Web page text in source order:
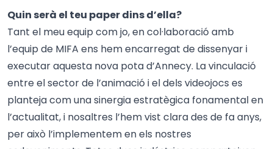
Quin serà el teu paper dins d’ella?
Tant el meu equip com jo, en col·laboració amb
l’equip de MIFA ens hem encarregat de dissenyar i
executar aquesta nova pota d’Annecy. La vinculació
entre el sector de l’animació i el dels videojocs es
planteja com una sinergia estratègica fonamental en
l’actualitat, i nosaltres l’hem vist clara des de fa anys,
per això l’implementem en els nostres